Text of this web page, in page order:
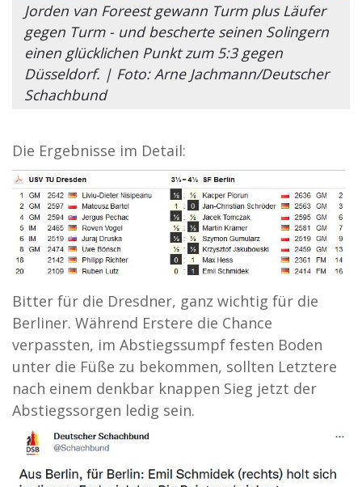
Jorden van Foreest gewann Turm plus Läufer
gegen Turm - und bescherte seinen Solingern
einen glücklichen Punkt zum 5:3 gegen
Düsseldorf. | Foto: Arne Jachmann/Deutscher
Schachbund
Die Ergebnisse im Detail:
Bitter für die Dresdner, ganz wichtig für die
Berliner. Während Erstere die Chance
verpassten, im Abstiegssumpf festen Boden
unter die Füße zu bekommen, sollten Letztere
nach einem denkbar knappen Sieg jetzt der
Abstiegssorgen ledig sein.